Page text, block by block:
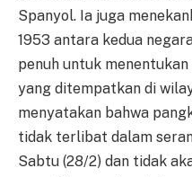
Spanyol. Ia juga
1953 antara kedua
penuh untuk
yang ditempatkan di
menyatakan bahwa
tidak terlibat dalam
Sabtu (28/2) dan tidak